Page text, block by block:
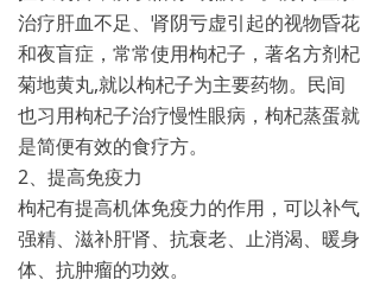
治疗肝血不足、肾阴亏虚引起的视物昏花
和夜盲症，常常使用枸杞子，著名方剂杞
菊地黄丸,就以枸杞子为主要药物。民间
也习用枸杞子治疗慢性眼病，枸杞蒸蛋就
是简便有效的食疗方。
2、提高免疫力
枸杞有提高机体免疫力的作用，可以补气
强精、滋补肝肾、抗衰老、止消渴、暖身
体、抗肿瘤的功效。